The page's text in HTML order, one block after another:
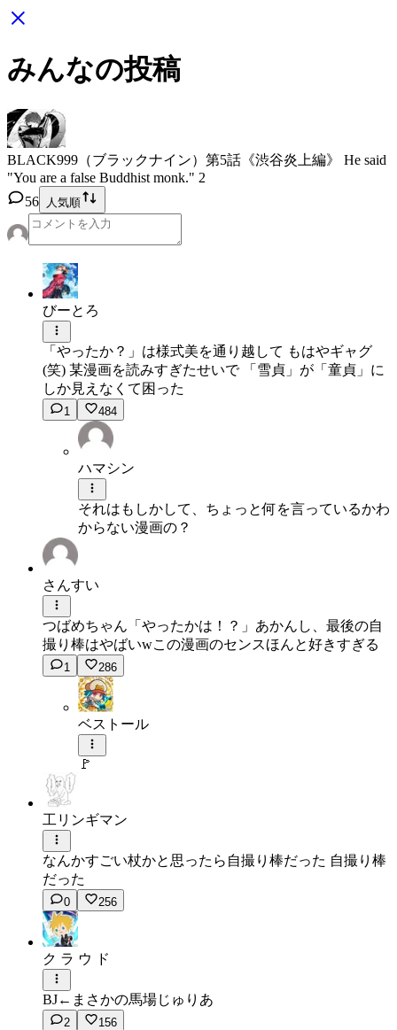
みんなの投稿
BLACK999（ブラックナイン） 第5話《渋谷炎上編》 He said
"You are a false Buddhist monk." 2
56
人気順
びーとろ
「やったか？」は様式美を通り越して もはやギャグ
(笑) 某漫画を読みすぎたせいで 「雪貞」が「童貞」に
しか見えなくて困った
1 484
ハマシン
それはもしかして、ちょっと何を言っているかわ
からない漫画の？
さんすい
つばめちゃん「やったかは！？」あかんし、最後の自
撮り棒はやばいwこの漫画のセンスほんと好きすぎる
1 286
ベストール
🚩
工リンギマン
なんかすごい杖かと思ったら自撮り棒だった 自撮り棒
だった
0 256
ク ラ ウ ド
BJ←まさかの馬場じゅりあ
2 156